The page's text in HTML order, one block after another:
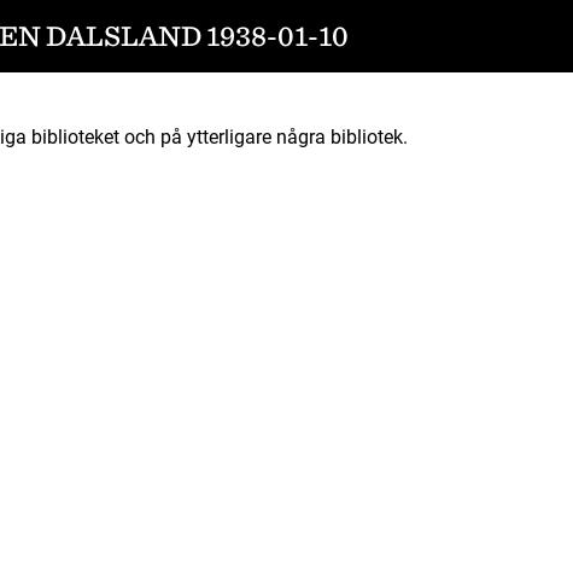
DALSLAND 1938-01-10
biblioteket och på ytterligare några bibliotek.